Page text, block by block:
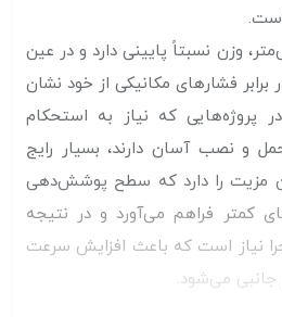
با ضخامت 3 میلی‌متر، وزن نسبتاً پایینی دارد و در عین
فشارهای مکانیکی از خود نشان
پروژه‌هایی که نیاز به استحکام
و نصب آسان دارند، بسیار رایج
آن این مزیت را دارد که سطح پوشش‌دهی
کمتر فراهم می‌آورد و در نتیجه
نیاز است که باعث افزایش سرعت
می‌شود.